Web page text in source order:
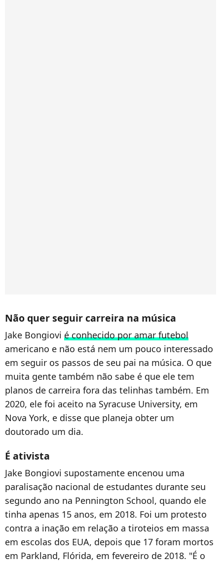
Não quer seguir carreira na música
Jake Bongiovi é conhecido por amar futebol
americano e não está nem um pouco interessado
em seguir os passos de seu pai na música. O que
muita gente também não sabe é que ele tem
planos de carreira fora das telinhas também. Em
2020, ele foi aceito na Syracuse University, em
Nova York, e disse que planeja obter um
doutorado um dia.
É ativista
Jake Bongiovi supostamente encenou uma
paralisação nacional de estudantes durante seu
segundo ano na Pennington School, quando ele
tinha apenas 15 anos, em 2018. Foi um protesto
contra a inação em relação a tiroteios em massa
em escolas dos EUA, depois que 17 foram mortos
em Parkland, Flórida, em fevereiro de 2018. "É o